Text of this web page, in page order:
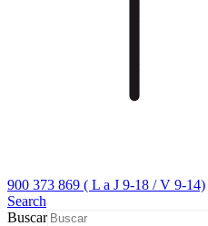
900 373 869 ( L a J 9-18 / V 9-14)
Search
Buscar